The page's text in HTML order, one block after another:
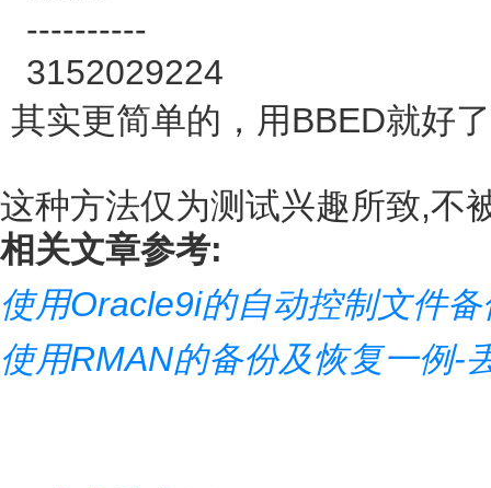
----------
3152029224
其实更简单的，用BBED就好
这种方法仅为测试兴趣所致,不
相关文章参考:
使用Oracle9i的自动控制文件
使用RMAN的备份及恢复一例-